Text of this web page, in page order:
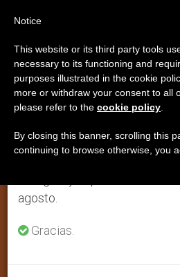
IGLESIA LOCAL
Aviso importante
Del 27 de julio al 7 de
anual, aprovechando que en
se generan menos
agosto.
Gracias.
Notice
This website or its third party tools
necessary to its functioning and
purposes illustrated in the cookie
more or withdraw your consent to all
please refer to the cookie policy
By closing this banner, scrolling this
continuing to browse otherwise, you